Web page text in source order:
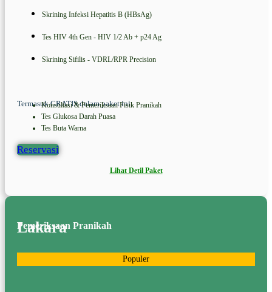
Skrining Infeksi Hepatitis B (HBsAg)
Tes HIV 4th Gen - HIV 1/2 Ab + p24 Ag
Skrining Sifilis - VDRL/RPR Precision
Termasuk GRATIS dalam paket ini:
Konsultasi & Pemeriksaan Fisik Pranikah
Tes Glukosa Darah Puasa
Tes Buta Warna
Reservasi
Lihat Detil Paket
Pemeriksaan Pranikah
Lakara
Populer